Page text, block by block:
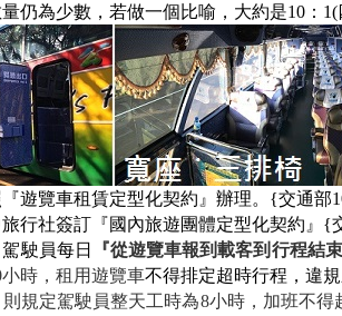
仍為少數，若做一個比喻，大約是10：
遊覽車租賃定型化契約』辦理。{交通部
行社簽訂『國內旅遊團體定型化契約』{
駕駛員每日
『從遊覽車報到載客到行程結束
時，租用遊覽車不得排定超時行程，違
則規定駕駛員整天工時為8小時，加班不